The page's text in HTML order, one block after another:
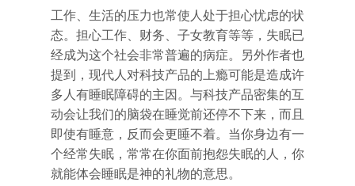
工作、生活的压力也常使人处于担心忧虑的状
态。担心工作、财务、子女教育等等，失眠已
经成为这个社会非常普遍的病症。另外作者也
提到，现代人对科技产品的上瘾可能是造成许
多人有睡眠障碍的主因。与科技产品密集的互
动会让我们的脑袋在睡觉前还停不下来，而且
即使有睡意，反而会更睡不着。当你身边有一
个经常失眠，常常在你面前抱怨失眠的人，你
就能体会睡眠是神的礼物的意思。